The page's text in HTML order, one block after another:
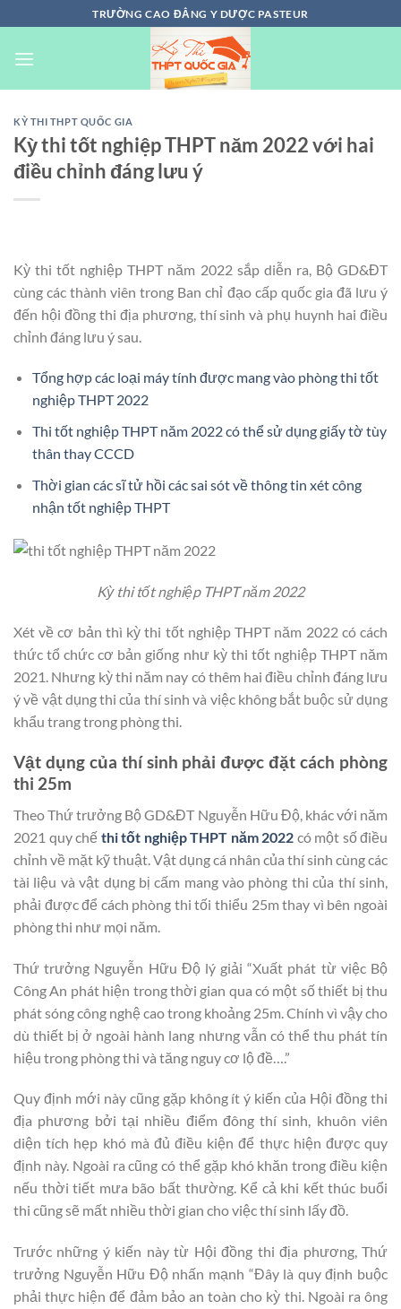
đến
nội
TRƯỜNG CAO ĐẲNG Y DƯỢC PASTEUR
KỲ THI THPT QUỐC GIA
Kỳ thi tốt nghiệp THPT năm 2022 với hai
điều chỉnh đáng lưu ý
Kỳ thi tốt nghiệp THPT năm 2022 sắp diễn ra, Bộ GD&ĐT
cùng các thành viên trong Ban chỉ đạo cấp quốc gia đã lưu ý
đến hội đồng thi địa phương, thí sinh và phụ huynh hai điều
chỉnh đáng lưu ý sau.
Tổng hợp các loại máy tính được mang vào phòng thi tốt
nghiệp THPT 2022
Thi tốt nghiệp THPT năm 2022 có thể sử dụng giấy tờ tùy
thân thay CCCD
Thời gian các sĩ tử hồi các sai sót về thông tin xét công
nhận tốt nghiệp THPT
Kỳ thi tốt nghiệp THPT năm 2022
Xét về cơ bản thì kỳ thi tốt nghiệp THPT năm 2022 có cách
thức tổ chức cơ bản giống như kỳ thi tốt nghiệp THPT năm
2021. Nhưng kỳ thi năm nay có thêm hai điều chỉnh đáng lưu
ý về vật dụng thi của thí sinh và việc không bắt buộc sử dụng
khẩu trang trong phòng thi.
Vật dụng của thí sinh phải được đặt cách phòng
thi 25m
Theo Thứ trưởng Bộ GD&ĐT Nguyễn Hữu Độ, khác với năm
2021 quy chế thi tốt nghiệp THPT năm 2022 có một số điều
chỉnh về mặt kỹ thuật. Vật dụng cá nhân của thí sinh cùng các
tài liệu và vật dụng bị cấm mang vào phòng thi của thí sinh,
phải được để cách phòng thi tối thiểu 25m thay vì bên ngoài
phòng thi như mọi năm.
Thứ trưởng Nguyễn Hữu Độ lý giải “Xuất phát từ việc Bộ
Công An phát hiện trong thời gian qua có một số thiết bị thu
phát sóng công nghệ cao trong khoảng 25m. Chính vì vậy cho
dù thiết bị ở ngoài hành lang nhưng vẫn có thể thu phát tín
hiệu trong phòng thi và tăng nguy cơ lộ đề….”
Quy định mới này cũng gặp không ít ý kiến của Hội đồng thi
địa phương bởi tại nhiều điểm đông thí sinh, khuôn viên
diện tích hẹp khó mà đủ điều kiện để thực hiện được quy
định này. Ngoài ra cũng có thể gặp khó khăn trong điều kiện
nếu thời tiết mưa bão bất thường. Kể cả khi kết thúc buổi
thi cũng sẽ mất nhiều thời gian cho việc thí sinh lấy đồ.
Trước những ý kiến này từ Hội đồng thi địa phương, Thứ
trưởng Nguyễn Hữu Độ nhấn mạnh “Đây là quy định buộc
phải thực hiện để đảm bảo an toàn cho kỳ thi. Ngoài ra ông